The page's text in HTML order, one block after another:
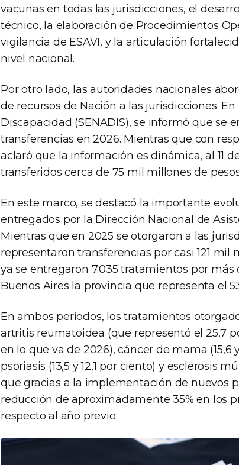
vacunas en todas las jurisdicciones, el
técnico, la elaboración de Procedimientos
vigilancia de ESAVI, y la articulación
nivel nacional.
Por otro lado, las autoridades nacionales
de recursos de Nación a las jurisdicciones.
Discapacidad (SENADIS), se informó que se
transferencias en 2026. Mientras que con
aclaró que la información es dinámica, al 11
transferidos cerca de 75 mil millones de
En este marco, se destacó la importante
entregados por la Dirección Nacional de
Mientras que en 2025 se otorgaron a las
representaron transferencias por casi 121 mil
ya se entregaron 7.035 tratamientos por
Buenos Aires la provincia que representa el
En ambos períodos, los tratamientos
artritis reumatoidea (que representó el 25,7
en lo que va de 2026), cáncer de mama (15,6
psoriasis (13,5 y 12,1 por ciento) y esclerosis
que gracias a la implementación de nuevos
reducción de aproximadamente 35% en los
respecto al año previo.